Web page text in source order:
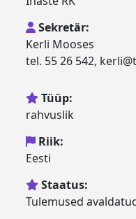
Sekretär:
Kerli Mooses
tel. 55 26 542,
Tüüp:
rahvuslik
Riik:
Eesti
Staatus:
Tulemused